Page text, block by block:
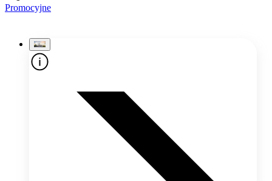
Promocyjne